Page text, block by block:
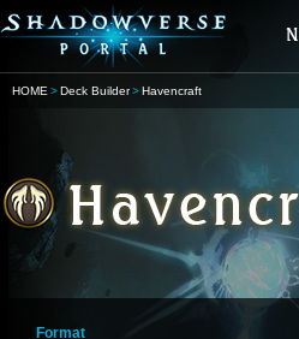
HOME Deck Builder Havencraft
Format